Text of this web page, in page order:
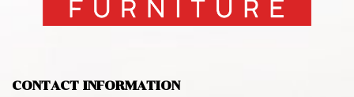
CONTACT INFORMATION